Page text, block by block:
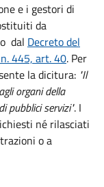
e i gestori di
da
dal Decreto del
445, art. 40. Per
la dicitura: "Il
organi della
pubblici servizi". I
né rilasciati
o a